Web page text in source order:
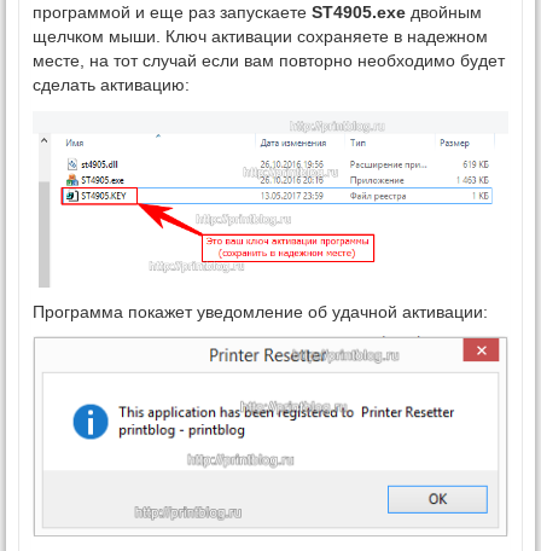
программой и еще раз запускаете ST4905.exe двойным
щелчком мыши. Ключ активации сохраняете в надежном
месте, на тот случай если вам повторно необходимо будет
сделать активацию:
Программа покажет уведомление об удачной активации: